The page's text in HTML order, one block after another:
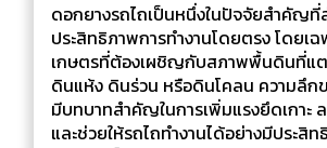
ดอกยางรถไถเป็นหนึ่งในปัจจัยสำคัญ
ประสิทธิภาพการทำงานโดยตรง โดยเฉ
เกษตรที่ต้องเผชิญกับสภาพพื้นดินที่แ
ดินแห้ง ดินร่วน หรือดินโคลน ความลึก
มีบทบาทสำคัญในการเพิ่มแรงยึดเกาะ
และช่วยให้รถไถทำงานได้อย่างมีประสิ